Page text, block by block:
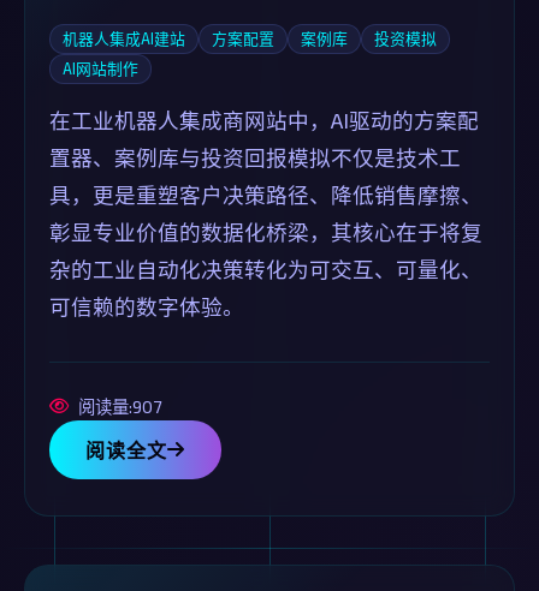
机器人集成AI建站 方案配置 案例库
投资模拟
AI网站制作
在工业机器人集成商网站中，AI驱动的方案配
置器、案例库与投资回报模拟不仅是技术工
具，更是重塑客户决策路径、降低销售摩擦、
彰显专业价值的数据化桥梁，其核心在于将复
杂的工业自动化决策转化为可交互、可量化、
可信赖的数字体验。
阅读量:907
阅读全文